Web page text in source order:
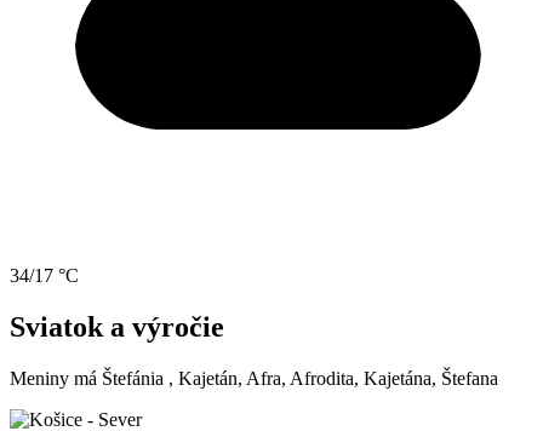
34/17 °C
Sviatok a výročie
Meniny má Štefánia , Kajetán, Afra, Afrodita, Kajetána, Štefana